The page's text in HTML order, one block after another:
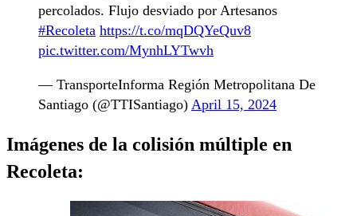
percolados. Flujo desviado por Artesanos
#Recoleta https://t.co/mqDQYeQuv8
pic.twitter.com/MynhLYTwvh
— TransporteInforma Región Metropolitana De
Santiago (@TTISantiago) April 15, 2024
Imágenes de la colisión múltiple en
Recoleta: